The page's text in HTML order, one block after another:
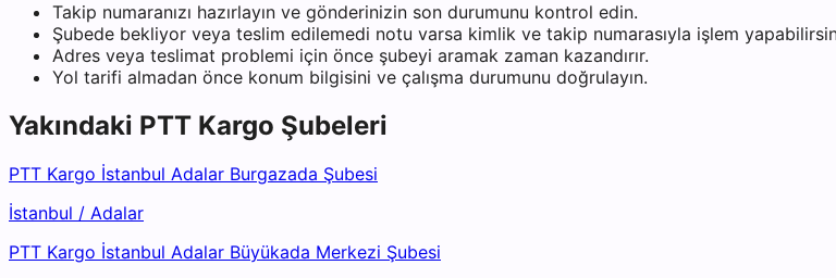
Takip numaranızı hazırlayın ve gönderinizin son durumunu kontrol edin.
Şubede bekliyor veya teslim edilemedi notu varsa kimlik ve takip numarasıyla işlem
Adres veya teslimat problemi için önce şubeyi aramak zaman kazandırır.
Yol tarifi almadan önce konum bilgisini ve çalışma durumunu doğrulayın.
Yakındaki PTT Kargo Şubeleri
PTT Kargo İstanbul Adalar Burgazada Şubesi
İstanbul / Adalar
PTT Kargo İstanbul Adalar Büyükada Merkezi Şubesi